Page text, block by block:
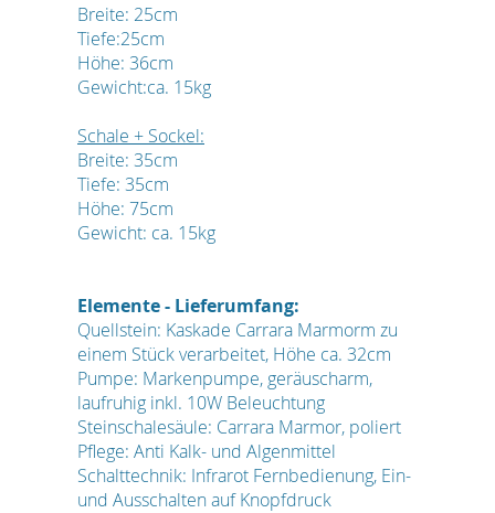
Breite: 25cm
Tiefe:25cm
Höhe: 36cm
Gewicht:ca. 15kg
Schale + Sockel:
Breite: 35cm
Tiefe: 35cm
Höhe: 75cm
Gewicht: ca. 15kg
Elemente - Lieferumfang:
Quellstein: Kaskade Carrara Marmorm zu
einem Stück verarbeitet, Höhe ca. 32cm
Pumpe: Markenpumpe, geräuscharm,
laufruhig inkl. 10W Beleuchtung
Steinschalesäule: Carrara Marmor, poliert
Pflege: Anti Kalk- und Algenmittel
Schalttechnik: Infrarot Fernbedienung, Ein-
und Ausschalten auf Knopfdruck